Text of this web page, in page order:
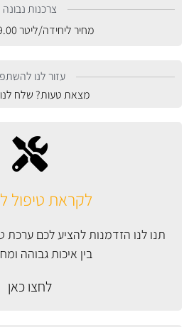
לקראת טיפול
תנו לנו הזדמנות להציע לכם ערכת
בין איכות גבוהה
לחצו כאן
צרכנות נבונה
מחיר ליחידה/ליטר
עזור לנו
מצאת טעות? שלח